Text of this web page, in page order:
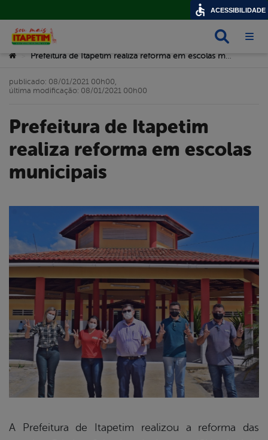
Você está aqui: Prefeitura de Itapetim realiza reforma em escolas municipais
Prefeitura de Itapetim
realiza reforma em escolas
municipais
publicado: 08/01/2021 00h00,
última modificação: 08/01/2021 00h00
A Prefeitura de Itapetim realizou a reforma das
ACESSIBILIDADE